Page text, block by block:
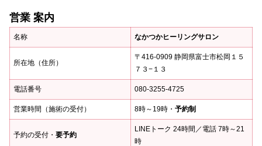
営業 案内
名称 なかつかヒーリングサロン
所在地（住所）
〒416-0909 静岡県富士市松岡１５
７３−１３
電話番号 080-3255-4725
営業時間（施術の受付） 8時～19時・ 予約制
予約の受付・ 要予約
LINEトーク 24時間／電話 7時～21
時